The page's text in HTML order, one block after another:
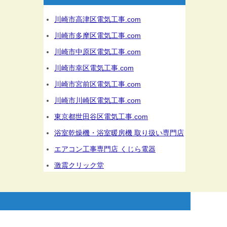
川崎市高津区電気工事.com
川崎市多摩区電気工事.com
川崎市中原区電気工事.com
川崎市幸区電気工事.com
川崎市宮前区電気工事.com
川崎市川崎区電気工事.com
東京都世田谷区電気工事.com
浴室乾燥機・浴室暖房機 取り扱い専門店
エアコン工事専門店 くじら電器
激震クリック堂